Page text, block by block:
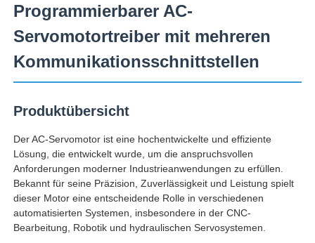
Programmierbarer AC-
Servomotortreiber mit mehreren
Kommunikationsschnittstellen
Produktübersicht
Der AC-Servomotor ist eine hochentwickelte und effiziente
Lösung, die entwickelt wurde, um die anspruchsvollen
Anforderungen moderner Industrieanwendungen zu erfüllen.
Bekannt für seine Präzision, Zuverlässigkeit und Leistung spielt
dieser Motor eine entscheidende Rolle in verschiedenen
automatisierten Systemen, insbesondere in der CNC-
Bearbeitung, Robotik und hydraulischen Servosystemen.